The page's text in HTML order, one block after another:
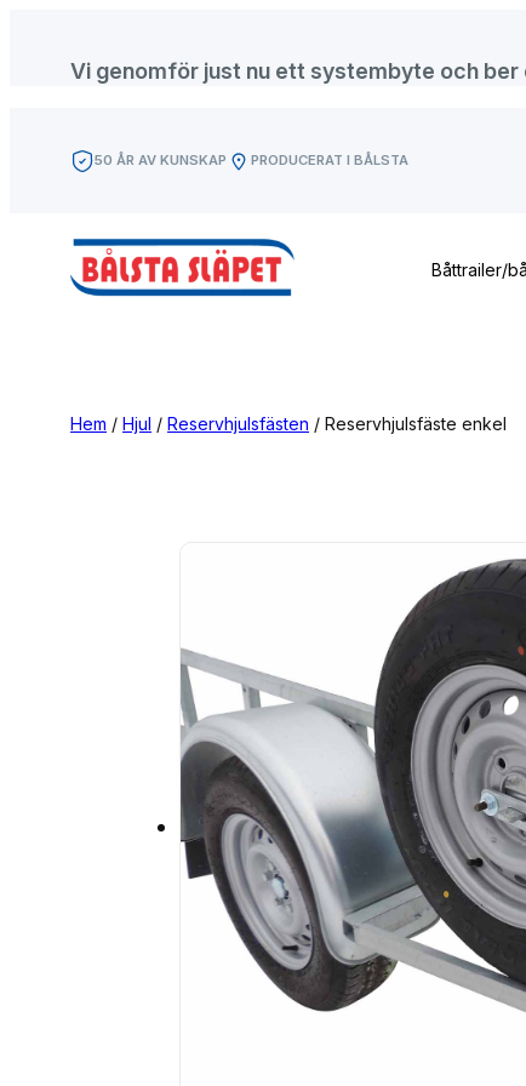
innehåll
Vi genomför just nu ett systembyte och
50 ÅR AV KUNSKAP PRODUCERAT I BÅLSTA
Båttrailer/
Hem / Hjul / Reservhjulsfästen / Reservhjulsfäste enkel